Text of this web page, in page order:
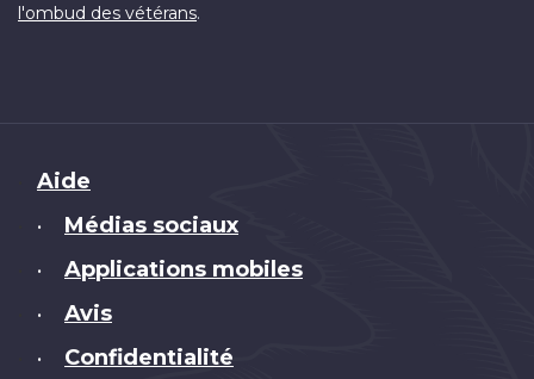
l'ombud des vétérans.
Brand
Aide
• Médias sociaux
• Applications mobiles
• Avis
• Confidentialité